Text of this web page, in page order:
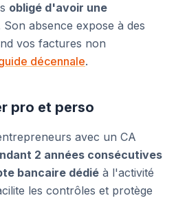
obligé d'avoir une
Son absence expose à des
vos factures non
décennale.
pro et perso
avec un CA
2 années consécutives
bancaire dédié à l'activité
les contrôles et protège